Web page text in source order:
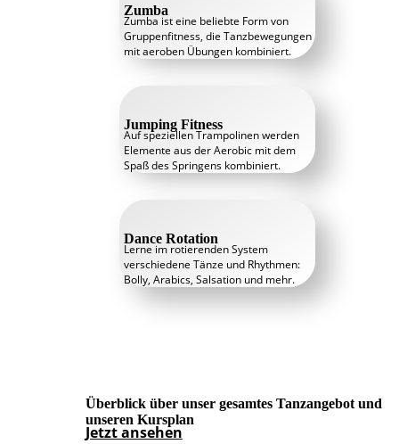
Zumba
Zumba ist eine beliebte Form von
Gruppenfitness, die Tanzbewegungen
mit aeroben Übungen kombiniert.
Jumping Fitness
Auf speziellen Trampolinen werden
Elemente aus der Aerobic mit dem
Spaß des Springens kombiniert.
Dance Rotation
Lerne im rotierenden System
verschiedene Tänze und Rhythmen:
Bolly, Arabics, Salsation und mehr.
Überblick über unser gesamtes Tanzangebot und
unseren Kursplan
Jetzt ansehen